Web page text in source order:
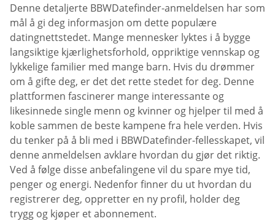
Denne detaljerte BBWDatefinder-anmeldelsen har som
mål å gi deg informasjon om dette populære
datingnettstedet. Mange mennesker lyktes i å bygge
langsiktige kjærlighetsforhold, oppriktige vennskap og
lykkelige familier med mange barn. Hvis du drømmer
om å gifte deg, er det det rette stedet for deg. Denne
plattformen fascinerer mange interessante og
likesinnede single menn og kvinner og hjelper til med å
koble sammen de beste kampene fra hele verden. Hvis
du tenker på å bli med i BBWDatefinder-fellesskapet, vil
denne anmeldelsen avklare hvordan du gjør det riktig.
Ved å følge disse anbefalingene vil du spare mye tid,
penger og energi. Nedenfor finner du ut hvordan du
registrerer deg, oppretter en ny profil, holder deg
trygg og kjøper et abonnement.